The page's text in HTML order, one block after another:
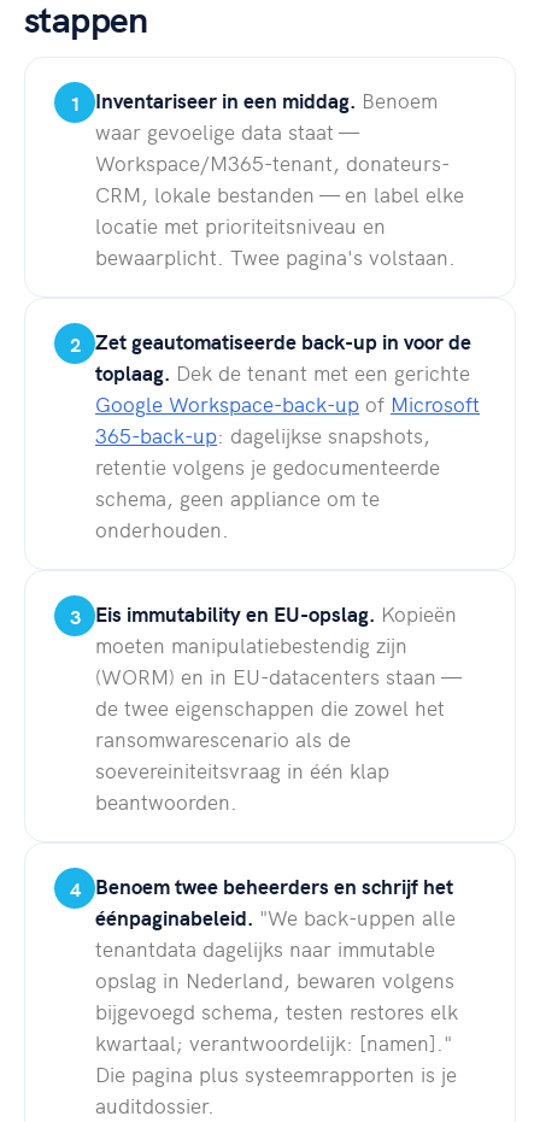
stappen
1 Inventariseer in een middag. Benoem
waar gevoelige data staat —
Workspace/M365-tenant, donateurs-
CRM, lokale bestanden — en label elke
locatie met prioriteitsniveau en
bewaarplicht. Twee pagina's volstaan.
2 Zet geautomatiseerde back-up in voor de
toplaag. Dek de tenant met een gerichte
Google Workspace-back-up of Microsoft
365-back-up: dagelijkse snapshots,
retentie volgens je gedocumenteerde
schema, geen appliance om te
onderhouden.
3 Eis immutability en EU-opslag. Kopieën
moeten manipulatiebestendig zijn
(WORM) en in EU-datacenters staan —
de twee eigenschappen die zowel het
ransomwarescenario als de
soevereiniteitsvraag in één klap
beantwoorden.
4
Benoem twee beheerders en schrijf het
éénpaginabeleid. "We back-uppen alle
tenantdata dagelijks naar immutable
opslag in Nederland, bewaren volgens
bijgevoegd schema, testen restores elk
kwartaal; verantwoordelijk: [namen]."
Die pagina plus systeemrapporten is je
auditdossier.